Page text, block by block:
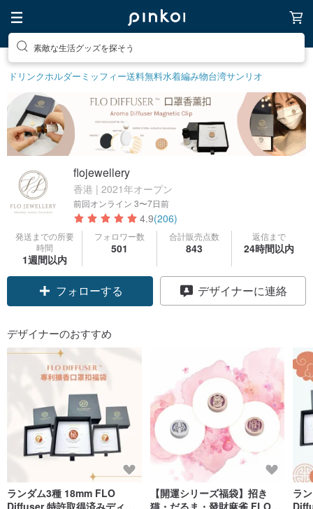
素敵な生活グッズを探そう
ドリンクホルダー ミッフィー送料無料水着編み物台湾サンリオ
flojewellery
香港 | 2021年オープン
前回オンライン 3〜7日前
4.9(206)
発送までの所要
時間
1週間以内
フォロワー数
501
合計販売点数
843
返信まで
24時間以内
フォローする デザイナーに連絡
デザイナーのおすすめ
ランダム3種 18mm FLO
【開運シリーズ福袋】招き
ラ